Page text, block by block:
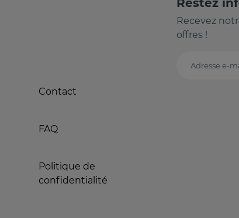
Contact
FAQ
Politique de
confidentialité
Restez
Recevez
offres !
Adresse e-